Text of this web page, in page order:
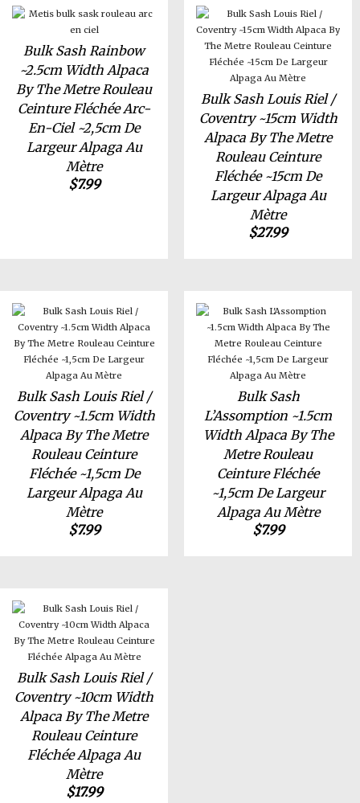
Bulk Sash Rainbow
~2.5cm Width Alpaca
By The Metre Rouleau
Ceinture Fléchée Arc-
En-Ciel ~2,5cm De
Largeur Alpaga Au
Mètre
$7.99
Bulk Sash Louis Riel /
Coventry ~15cm Width
Alpaca By The Metre
Rouleau Ceinture
Fléchée ~15cm De
Largeur Alpaga Au
Mètre
$27.99
Bulk Sash Louis Riel /
Coventry ~1.5cm Width
Alpaca By The Metre
Rouleau Ceinture
Fléchée ~1,5cm De
Largeur Alpaga Au
Mètre
$7.99
Bulk Sash
L’Assomption ~1.5cm
Width Alpaca By The
Metre Rouleau
Ceinture Fléchée
~1,5cm De Largeur
Alpaga Au Mètre
$7.99
Bulk Sash Louis Riel /
Coventry ~10cm Width
Alpaca By The Metre
Rouleau Ceinture
Fléchée Alpaga Au
Mètre
$17.99